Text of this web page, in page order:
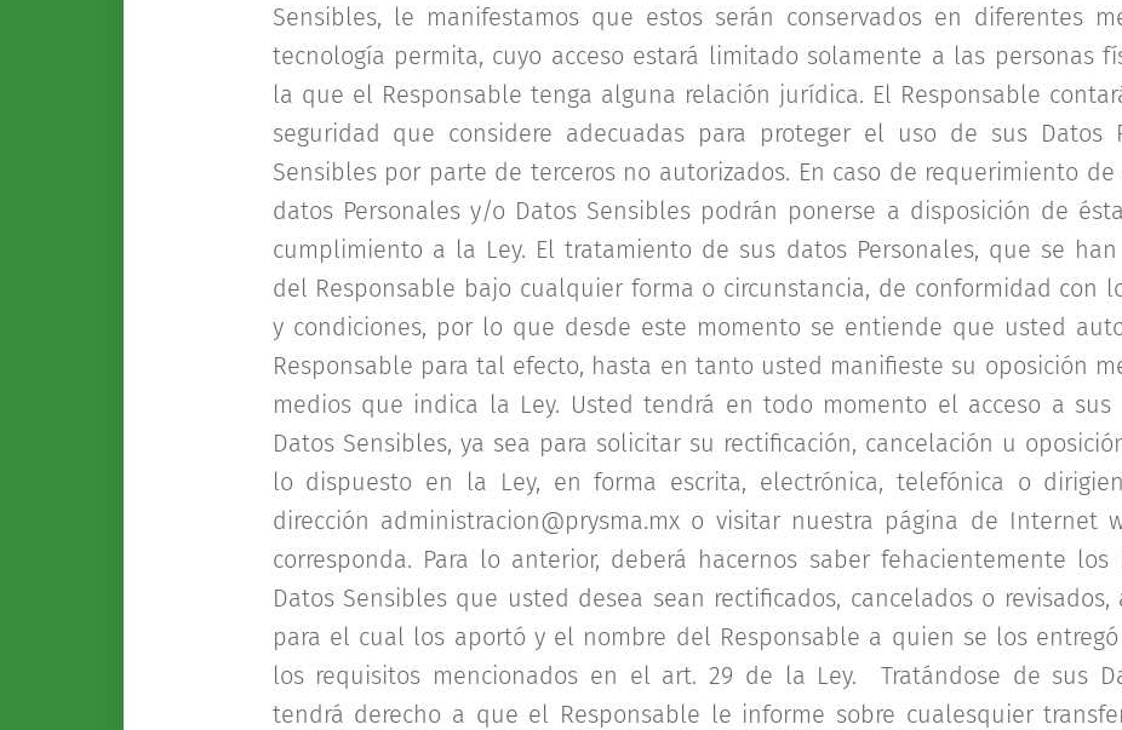
Sensibles, le manifestamos que estos serán conservados en diferentes
tecnología permita, cuyo acceso estará limitado solamente a las personas
la que el Responsable tenga alguna relación jurídica. El Responsable
seguridad que considere adecuadas para proteger el uso de sus Datos
Sensibles por parte de terceros no autorizados. En caso de requerimiento
datos Personales y/o Datos Sensibles podrán ponerse a disposición de
cumplimiento a la Ley. El tratamiento de sus datos Personales, que se
del Responsable bajo cualquier forma o circunstancia, de conformidad con
y condiciones, por lo que desde este momento se entiende que usted
Responsable para tal efecto, hasta en tanto usted manifieste su oposición
medios que indica la Ley. Usted tendrá en todo momento el acceso a sus
Datos Sensibles, ya sea para solicitar su rectificación, cancelación u
lo dispuesto en la Ley, en forma escrita, electrónica, telefónica o
dirección administracion@prysma.mx o visitar nuestra página de Internet
corresponda. Para lo anterior, deberá hacernos saber fehacientemente los
Datos Sensibles que usted desea sean rectificados, cancelados o
para el cual los aportó y el nombre del Responsable a quien se los
los requisitos mencionados en el art. 29 de la Ley. Tratándose de sus
tendrá derecho a que el Responsable le informe sobre cualesquier